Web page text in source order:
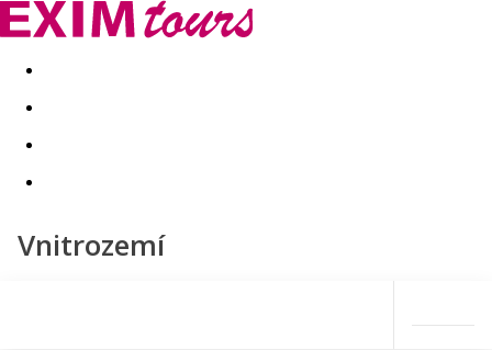
Akční nabídky Last minute
Vnitrozemí